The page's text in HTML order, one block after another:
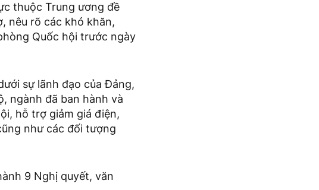
thuộc Trung ương đề
nêu rõ các khó khăn,
Quốc hội trước ngày
sự lãnh đạo của Đảng,
ngành đã ban hành và
hỗ trợ giảm giá điện,
như các đối tượng
9 Nghị quyết, văn